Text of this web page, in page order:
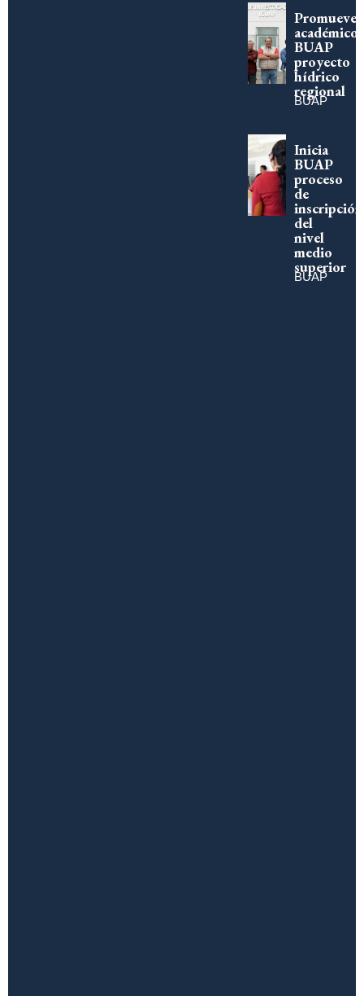
Promueve
académico
BUAP
proyecto
hídrico
regional
BUAP
Inicia
BUAP
proceso
de
inscripción
del
nivel
medio
superior
BUAP